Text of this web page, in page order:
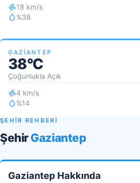
18 km/s
%38
GAZIANTEP
38°C
Çoğunlukla Açık
4 km/s
%14
ŞEHİR REHBERİ
ŞehirGaziantep
Gaziantep Hakkında